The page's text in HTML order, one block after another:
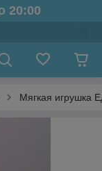
20:00
Мягкая игрушка